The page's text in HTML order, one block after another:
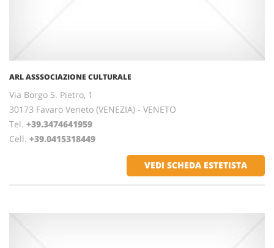
ARL ASSSOCIAZIONE CULTURALE
Via Borgo S. Pietro, 1
30173 Favaro Veneto (VENEZIA) - VENETO
Tel. +39.3474641959
Cell. +39.0415318449
VEDI SCHEDA ESTETISTA